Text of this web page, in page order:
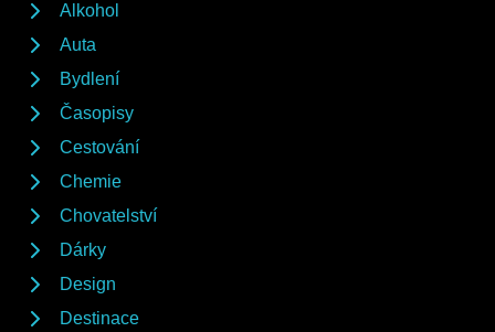
Alkohol
Auta
Bydlení
Časopisy
Cestování
Chemie
Chovatelství
Dárky
Design
Destinace